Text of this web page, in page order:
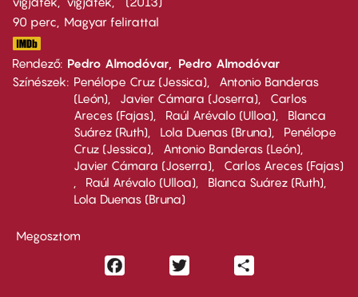
90 perc,
Magyar felirattal
Rendező Pedro Almodóvar
Pedro Almodóvar
Színészek
Penélope Cruz (Jessica)
Antonio Banderas
(León)
Javier Cámara (Joserra)
Carlos
Areces (Fajas)
Raúl Arévalo (Ulloa)
Blanca
Suárez (Ruth)
Lola Duenas (Bruna)
Penélope
Cruz (Jessica)
Antonio Banderas (León)
Javier Cámara (Joserra)
Carlos Areces (Fajas)
Raúl Arévalo (Ulloa)
Blanca Suárez (Ruth)
Lola Duenas (Bruna)
Megosztom
Facebook